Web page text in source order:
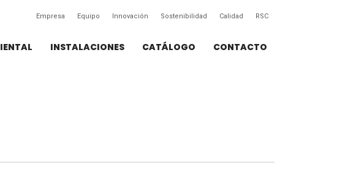
Empresa Equipo Innovación Sostenibilidad Calidad RSC
INSTALACIONES CATÁLOGO CONTACTO